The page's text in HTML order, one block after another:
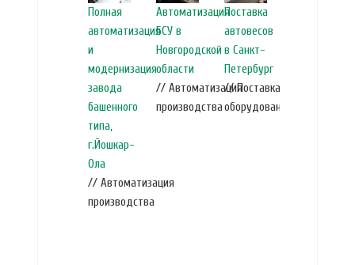
Полная
автоматизация
и
модернизация
завода
башенного
типа,
г.Йошкар-
Ола
// Автоматизация
производства
Автоматизация
БСУ в
Новгородской
области
// Автоматизация
производства
Поставка
автовесов
в Санкт-
Петербург
// Поставка
оборудования